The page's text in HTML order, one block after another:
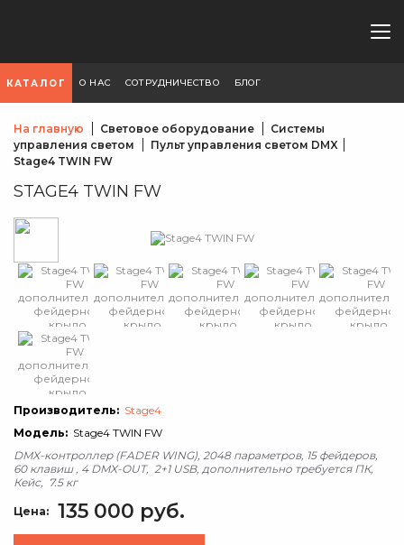
КАТАЛОГ О НАС СОТРУДНИЧЕСТВО БЛОГ
На главную Световое оборудование
Системы
управления светом
Пульт управления светом DMX
Stage4 TWIN FW
STAGE4 TWIN FW
Производитель: Stage4
Модель: Stage4 TWIN FW
DMX-контроллер (FADER WING), 2048 параметров, 15 фейдеров,
60 клавиш , 4 DMX-OUT, 2+1 USB, дополнительно требуется ПК,
Кейс, 7.5 кг
Цена: 135 000 руб.